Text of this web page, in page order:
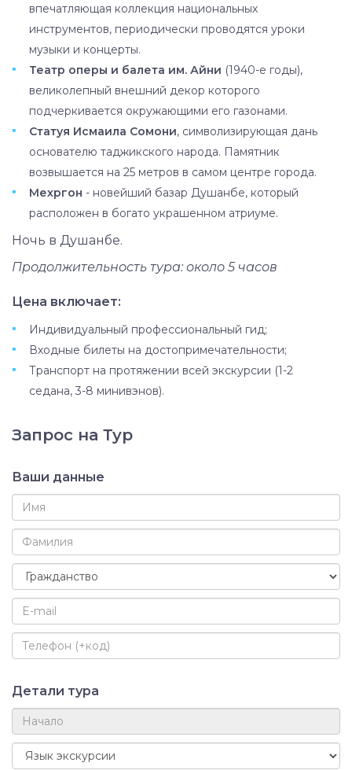
впечатляющая коллекция национальных
инструментов, периодически проводятся уроки
музыки и концерты.
Театр оперы и балета им. Айни (1940-е годы),
великолепный внешний декор которого
подчеркивается окружающими его газонами.
Статуя Исмаила Сомони, символизирующая дань
основателю таджикского народа. Памятник
возвышается на 25 метров в самом центре города.
Мехргон - новейший базар Душанбе, который
расположен в богато украшенном атриуме.
Ночь в Душанбе.
Продолжительность тура: около 5 часов
Цена включает:
Индивидуальный профессиональный гид;
Входные билеты на достопримечательности;
Транспорт на протяжении всей экскурсии (1-2
седана, 3-8 минивэнов).
Запрос на Тур
Ваши данные
Детали тура